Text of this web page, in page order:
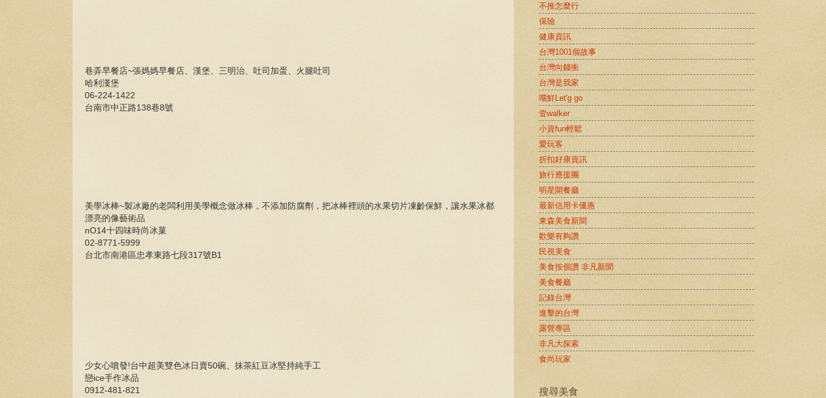
巷弄早餐店~張媽媽早餐店、漢堡、三明治、吐司加蛋、火腿吐司
哈利漢堡
06-224-1422
台南市中正路138巷8號
美學冰棒~製冰廠的老闆利用美學概念做冰棒，不添加防腐劑，把冰棒裡頭的水果切片凍齡保鮮，讓水果冰都
漂亮的像藝術品
nO14十四味時尚冰菓
02-8771-5999
台北市南港區忠孝東路七段317號B1
少女心噴發!台中超美雙色冰日賣50碗、抹茶紅豆冰堅持純手工
戀ice手作冰品
0912-481-821
不推怎麼行
保險
健康資訊
台灣1001個故事
台灣向錢衝
台灣是我家
嚐鮮Let'g go
壹walker
小資fun輕鬆
愛玩客
折扣好康資訊
旅行應援團
明星開餐廳
最新信用卡優惠
東森美食新聞
歡樂有夠讚
民視美食
美食按個讚 非凡新聞
美食餐廳
記錄台灣
進擊的台灣
露營專區
非凡大探索
食尚玩家
搜尋美食